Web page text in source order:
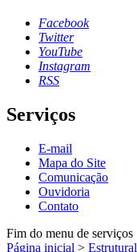
Facebook
Twitter
YouTube
Instagram
RSS
Serviços
E-mail
Mapa do Site
Comunicação
Ouvidoria
Contato
Fim do menu de serviços
Página inicial > Estrutural